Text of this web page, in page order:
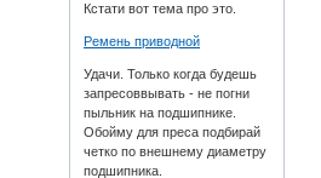
Кстати вот тема про это.
Ремень приводной
Удачи. Только когда будешь
запресоввывать - не погни
пыльник на подшипнике.
Обойму для преса подбирай
четко по внешнему диаметру
подшипника.